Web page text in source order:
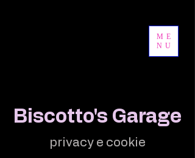
ME
NU
Biscotto's Garage
privacy e cookie